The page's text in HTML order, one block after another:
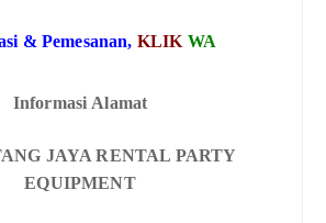
& Pemesanan, KLIK WA
Informasi Alamat
JAYA RENTAL PARTY
EQUIPMENT